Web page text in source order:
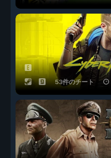
53件のチート